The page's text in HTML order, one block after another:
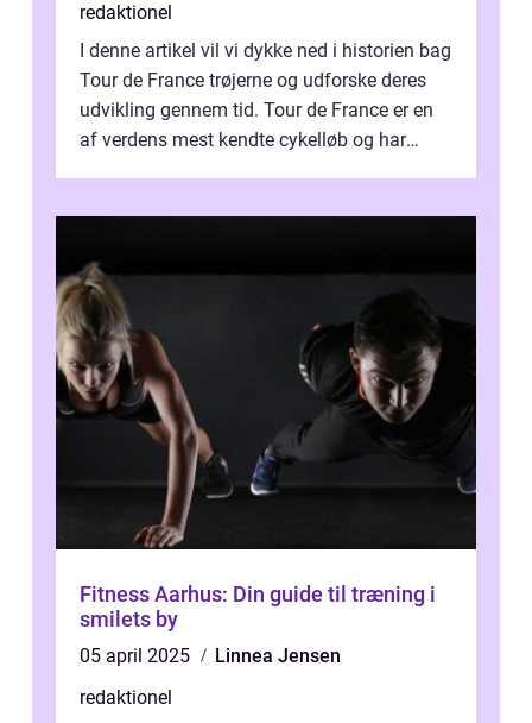
redaktionel
I denne artikel vil vi dykke ned i historien bag
Tour de France trøjerne og udforske deres
udvikling gennem tid. Tour de France er en
af verdens mest kendte cykelløb og har
Fitness Aarhus: Din guide til træning i
smilets by
05 april 2025
Linnea Jensen
redaktionel